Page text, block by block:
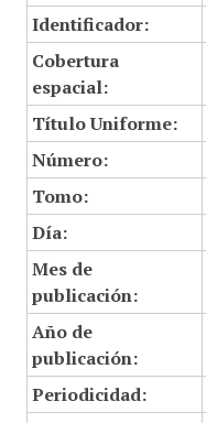
Identificador:
Cobertura
espacial:
Título Uniforme:
Número:
Tomo:
Día:
Mes de
publicación:
Año de
publicación:
Periodicidad: